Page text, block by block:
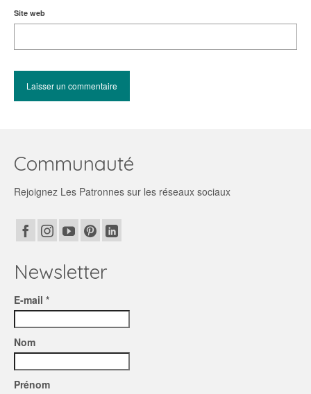
Site web
Communauté
Rejoignez Les Patronnes sur les réseaux sociaux
Newsletter
E-mail *
Nom
Prénom